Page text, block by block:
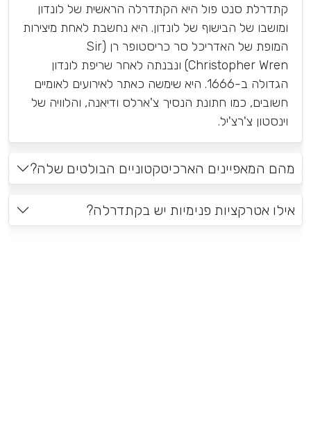
קתדרלת סנט פול היא הקתדרלה הראשית של לונדון
ומושבו של הבישוף של לונדון. היא נחשבת לאחת מיצירות
המופת של האדריכל סר כריסטופר רן (Sir
Christopher Wren) ונבנתה לאחר שריפת לונדון
הגדולה ב-1666. היא שימשה כאתר לאירועים לאומיים
חשובים, כמו חתונת הנסיך צ'ארלס ודיאנה, והלוויה של
וינסטון צ'רצ'יל.
מהם המאפיינים הארכיטקטוניים הבולטים שלה?
אילו אטרקציות פנימיות יש בקתדרלה?